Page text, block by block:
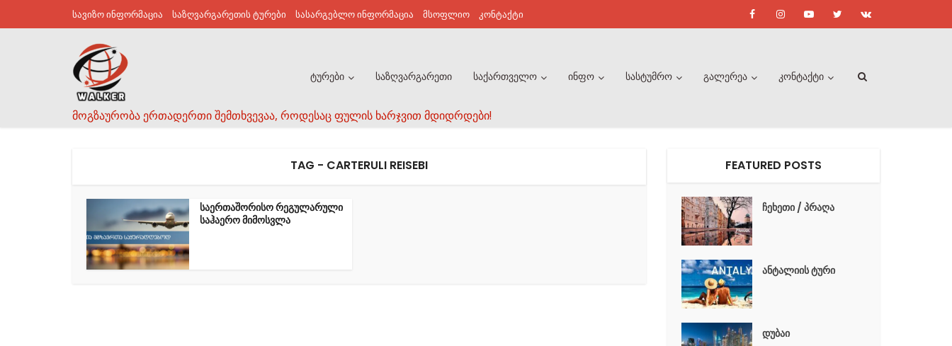
სავიზო ინფორმაცია საზღვარგარეთის ტურები სასარგებლო ინფორმაცია მსოფლიო კონტაქტი
მოგზაურობა ერთადერთი შემთხვევაა, როდესაც ფულის ხარჯვით მდიდრდები!
ტურები საზღვარგარეთი საქართველო ინფო სასტუმრო გალერეა კონტაქტი
TAG - CARTERULI REISEBI
საერთაშორისო რეგულარული
საჰაერო მიმოსვლა
FEATURED POSTS
ჩეხეთი / პრაღა
ანტალიის ტური
დუბაი